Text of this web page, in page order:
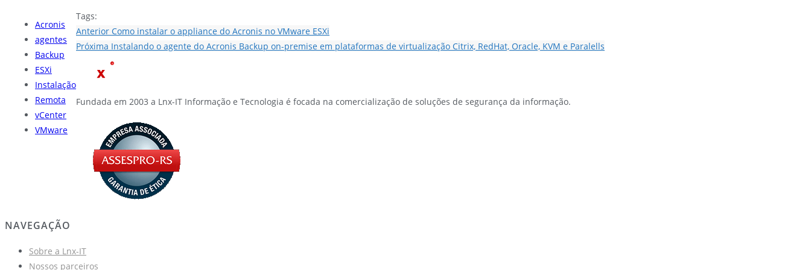
Tags:
Acronis
agentes
Backup
ESXi
Instalação
Remota
vCenter
VMware
Anterior Como instalar o appliance do Acronis no VMware ESXi
Próxima Instalando o agente do Acronis Backup on-premise em plataformas de virtualização Citrix, RedHat, Oracle, KVM e Paralells
Fundada em 2003 a Lnx-IT Informação e Tecnologia é focada na comercialização de soluções de segurança da informação.
NAVEGAÇÃO
Sobre a Lnx-IT
Nossos parceiros